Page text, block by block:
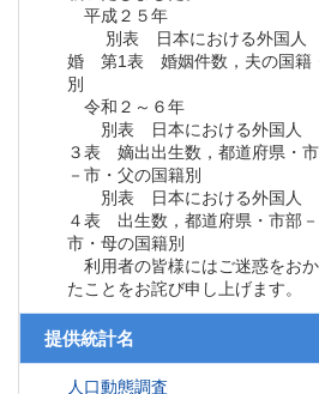
平成２５年
別表 日本における外国人
婚 第1表 婚姻件数，夫の国籍
別
令和２～６年
別表 日本における外国人
３表 嫡出出生数，都道府県・
－市・父の国籍別
別表 日本における外国人
４表 出生数，都道府県・市部－
市・母の国籍別
利用者の皆様にはご迷惑をお
たことをお詫び申し上げます。
提供統計名
人口動態調査